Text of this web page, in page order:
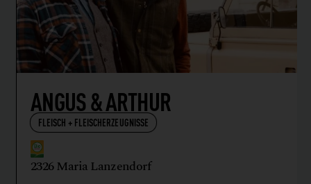
ANGUS & ARTHUR
FLEISCH + FLEISCHERZEUGNISSE
2326 Maria Lanzendorf